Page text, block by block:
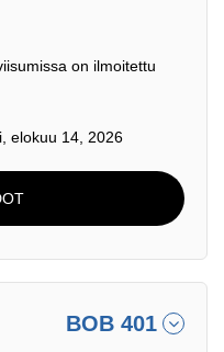
on ilmoitettu
elokuu 14, 2026
BOB 401